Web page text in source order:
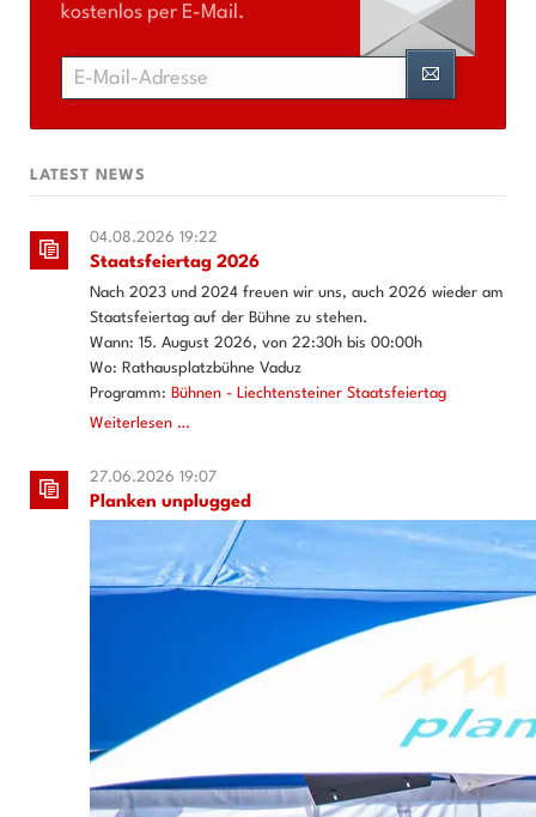
kostenlos per E-Mail.
E-
Mail-
LATEST NEWS
04.08.2026 19:22
Staatsfeiertag 2026
Nach 2023 und 2024 freuen wir uns, auch 2026 wieder am
Staatsfeiertag auf der Bühne zu stehen.
Wann: 15. August 2026, von 22:30h bis 00:00h
Wo: Rathausplatzbühne Vaduz
Programm: Bühnen - Liechtensteiner Staatsfeiertag
Weiterlesen …Staatsfeiertag
27.06.2026 19:07
Planken unplugged